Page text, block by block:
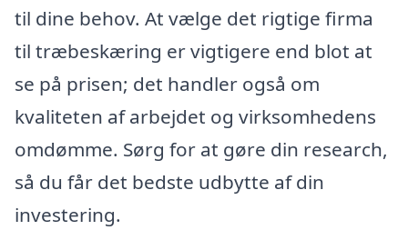
til dine behov. At vælge det rigtige firma
til træbeskæring er vigtigere end blot at
se på prisen; det handler også om
kvaliteten af arbejdet og virksomhedens
omdømme. Sørg for at gøre din research,
så du får det bedste udbytte af din
investering.